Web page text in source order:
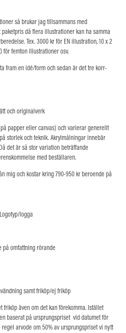
så brukar jag tillsammans med
då flera illustrationer kan ha samma
Tex. 3000 kr för EN illustration, 10 x 2
för femton illustrationer osv.
fram en idé/form och sedan är det tre korr-
och originalverk
papper eller canvas) och varierar generellt
storlek och teknik. Akrylmålningar innebär
det är så stor variation beträffande
med beställaren.
mig och kostar kring 790-950 kr beroende på
Logotyp/logga
på omfattning rörande
samt friköp/ej friköp
även om det kan förekomma. Istället
baserat på ursprungspriset vid datumet för
arvode om 50% av ursprungspriset vi nytt